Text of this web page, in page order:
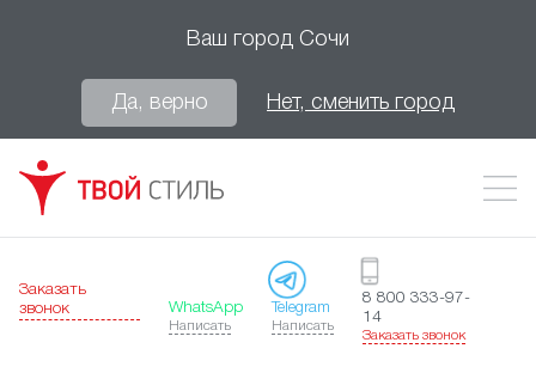
Ваш город Сочи
Да, верно Нет, сменить город
Заказать
звонок
WhatsApp
Написать
Telegram
Написать
8 800 333-97-
14
Заказать звонок